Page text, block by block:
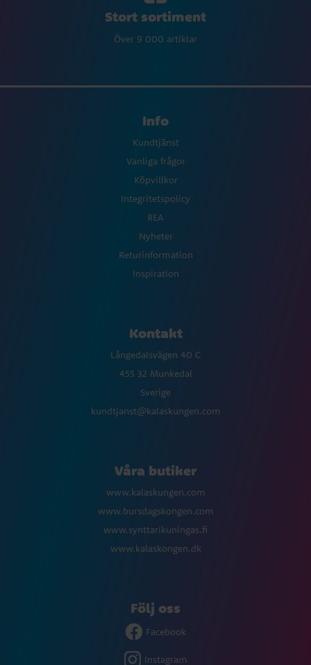
Stort sortiment
Över 9 000 artiklar
Info
Kundtjänst
Vanliga frågor
Köpvillkor
Integritetspolicy
REA
Nyheter
Returinformation
Inspiration
Kontakt
Långedalsvägen 40 C
455 32 Munkedal
Sverige
kundtjanst@kalaskungen.com
Våra butiker
www.kalaskungen.com
www.bursdagskongen.com
www.synttarikuningas.fi
www.kalaskongen.dk
Följ oss
Facebook
Instagram